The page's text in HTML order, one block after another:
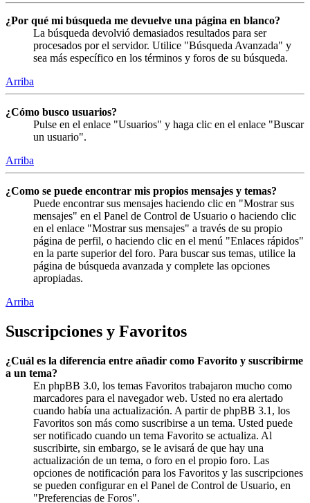
¿Por qué mi búsqueda me devuelve una página en blanco?
La búsqueda devolvió demasiados resultados para ser
procesados por el servidor. Utilice "Búsqueda Avanzada" y
sea más específico en los términos y foros de su búsqueda.
Arriba
¿Cómo busco usuarios?
Pulse en el enlace "Usuarios" y haga clic en el enlace "Buscar
un usuario".
Arriba
¿Como se puede encontrar mis propios mensajes y temas?
Puede encontrar sus mensajes haciendo clic en "Mostrar sus
mensajes" en el Panel de Control de Usuario o haciendo clic
en el enlace "Mostrar sus mensajes" a través de su propio
página de perfil, o haciendo clic en el menú "Enlaces rápidos"
en la parte superior del foro. Para buscar sus temas, utilice la
página de búsqueda avanzada y complete las opciones
apropiadas.
Arriba
Suscripciones y Favoritos
¿Cuál es la diferencia entre añadir como Favorito y suscribirme
a un tema?
En phpBB 3.0, los temas Favoritos trabajaron mucho como
marcadores para el navegador web. Usted no era alertado
cuando había una actualización. A partir de phpBB 3.1, los
Favoritos son más como suscribirse a un tema. Usted puede
ser notificado cuando un tema Favorito se actualiza. Al
suscribirte, sin embargo, se le avisará de que hay una
actualización de un tema, o foro en el propio foro. Las
opciones de notificación para los Favoritos y las suscripciones
se pueden configurar en el Panel de Control de Usuario, en
"Preferencias de Foros".